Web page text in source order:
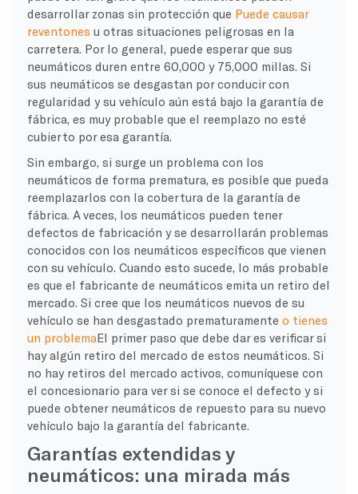
desarrollar zonas sin protección que Puede causar
reventones u otras situaciones peligrosas en la
carretera. Por lo general, puede esperar que sus
neumáticos duren entre 60,000 y 75,000 millas. Si
sus neumáticos se desgastan por conducir con
regularidad y su vehículo aún está bajo la garantía de
fábrica, es muy probable que el reemplazo no esté
cubierto por esa garantía.
Sin embargo, si surge un problema con los
neumáticos de forma prematura, es posible que pueda
reemplazarlos con la cobertura de la garantía de
fábrica. A veces, los neumáticos pueden tener
defectos de fabricación y se desarrollarán problemas
conocidos con los neumáticos específicos que vienen
con su vehículo. Cuando esto sucede, lo más probable
es que el fabricante de neumáticos emita un retiro del
mercado. Si cree que los neumáticos nuevos de su
vehículo se han desgastado prematuramente o tienes
un problemaEl primer paso que debe dar es verificar si
hay algún retiro del mercado de estos neumáticos. Si
no hay retiros del mercado activos, comuníquese con
el concesionario para ver si se conoce el defecto y si
puede obtener neumáticos de repuesto para su nuevo
vehículo bajo la garantía del fabricante.
Garantías extendidas y
neumáticos: una mirada más